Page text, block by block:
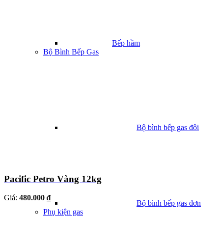
Bếp hầm
Bộ Bình Bếp Gas
Bộ bình bếp gas đôi
Bộ bình bếp gas đơn
Phụ kiện gas
Pacific Petro Vàng 12kg
Giá: 480.000 ₫